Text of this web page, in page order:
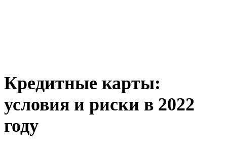
Кредитные карты:
условия и риски в 2022
году